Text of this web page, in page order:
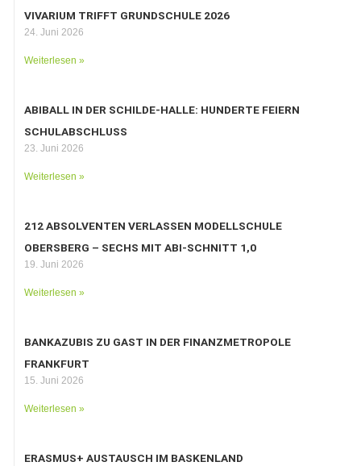
VIVARIUM TRIFFT GRUNDSCHULE 2026
24. Juni 2026
Weiterlesen »
ABIBALL IN DER SCHILDE-HALLE: HUNDERTE FEIERN
SCHULABSCHLUSS
23. Juni 2026
Weiterlesen »
212 ABSOLVENTEN VERLASSEN MODELLSCHULE
OBERSBERG – SECHS MIT ABI-SCHNITT 1,0
19. Juni 2026
Weiterlesen »
BANKAZUBIS ZU GAST IN DER FINANZMETROPOLE
FRANKFURT
15. Juni 2026
Weiterlesen »
ERASMUS+ AUSTAUSCH IM BASKENLAND